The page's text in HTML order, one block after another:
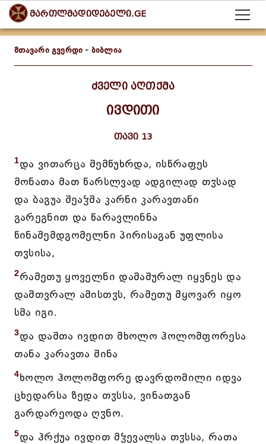
მართლმადიდებელი.GE
მთავარი გვერდი - ბიბლია
ძველი აღთქმა
ივდითი
თავი 13
1და ვითარცა შემწუხრდა, ისწრაფეს
მონათა მათ წარსლვად ადგილად თჳსად
და ბაგუა შეაჴშა კარნი კარავთანი
გარეგნით და წარავლინნა
წინაშემდგომელნი პირისაგან უფლისა
თჳსისა,
2რამეთუ ყოველნი დამაშურალ იყვნეს და
დამთვრალ ამისთჳს, რამეთუ მყოვარ იყო
სმა იგი.
3და დაშთა ივდით მხოლო ჰოლომფორესა
თანა კარავთა შინა
4ხოლო ჰოლომფორე დავრდომილი იდვა
ცხედარსა ზედა თჳსსა, ვინათგან
გარდარეოდა ღჳნო.
5და ჰრქუა ივდით მჴევალსა თჳსსა, რათა